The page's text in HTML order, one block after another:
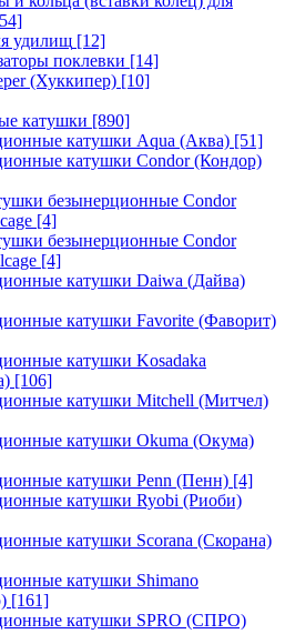
удилищ [12]
поклевки [14]
(Хуккипер) [10]
катушки [890]
катушки Aqua (Аква) [51]
катушки Condor (Кондор)
безынерционные Condor
[4]
безынерционные Condor
[4]
катушки Daiwa (Дайва)
катушки Favorite (Фаворит)
катушки Kosadaka
[106]
катушки Mitchell (Митчел)
катушки Okuma (Окума)
катушки Penn (Пенн) [4]
катушки Ryobi (Риоби)
катушки Scorana (Скорана)
катушки Shimano
[161]
катушки SPRO (СПРО)